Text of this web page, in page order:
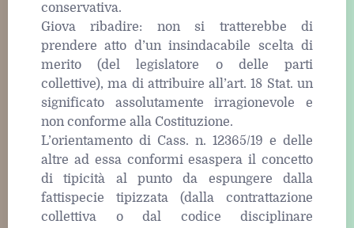
conservativa.
Giova ribadire: non si tratterebbe di
prendere atto d’un insindacabile scelta di
merito (del legislatore o delle parti
collettive), ma di attribuire all’art. 18 Stat. un
significato assolutamente irragionevole e
non conforme alla Costituzione.
L’orientamento di Cass. n. 12365/19 e delle
altre ad essa conformi esaspera il concetto
di tipicità al punto da espungere dalla
fattispecie tipizzata (dalla contrattazione
collettiva o dal codice disciplinare